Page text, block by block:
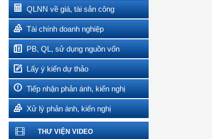
QLNN về giá, tài sản công
Tài chính doanh nghiệp
PB, QL, sử dụng nguồn vốn
Lấy ý kiến dự thảo
Tiếp nhận phản ánh, kiến nghị
Xử lý phản ánh, kiến nghị
THƯ VIỆN VIDEO